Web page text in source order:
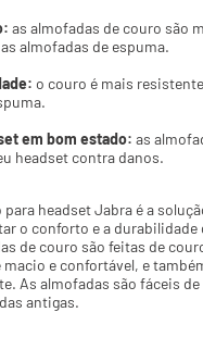
as almofadas de couro são
almofadas de espuma.
o couro é mais
em bom estado: as
headset contra danos.
headset Jabra é a
o conforto e a durabilidade
de couro são feitas de
macio e confortável, e
As almofadas são fáceis
antigas.